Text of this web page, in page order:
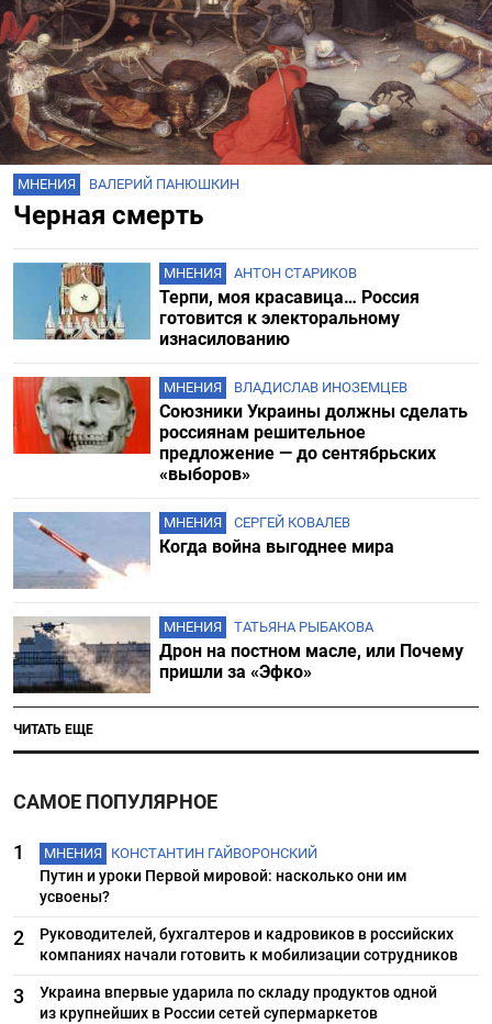
МНЕНИЯ ВАЛЕРИЙ ПАНЮШКИН
Черная смерть
МНЕНИЯ АНТОН СТАРИКОВ
Терпи, моя красавица… Россия
готовится к электоральному
изнасилованию
МНЕНИЯ ВЛАДИСЛАВ ИНОЗЕМЦЕВ
Союзники Украины должны сделать
россиянам решительное
предложение — до сентябрьских
«выборов»
МНЕНИЯ СЕРГЕЙ КОВАЛЕВ
Когда война выгоднее мира
МНЕНИЯ ТАТЬЯНА РЫБАКОВА
Дрон на постном масле, или Почему
пришли за «Эфко»
ЧИТАТЬ ЕЩЕ
САМОЕ ПОПУЛЯРНОЕ
1 МНЕНИЯ КОНСТАНТИН ГАЙВОРОНСКИЙ
Путин и уроки Первой мировой: насколько они им
усвоены?
2
Руководителей, бухгалтеров и кадровиков в российских
компаниях начали готовить к мобилизации сотрудников
3
Украина впервые ударила по складу продуктов одной
из крупнейших в России сетей супермаркетов